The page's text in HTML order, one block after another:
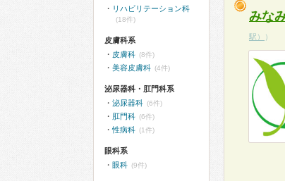
みな
駅） ）
リハビリテーション科
(18件)
皮膚科系
皮膚科 (8件)
美容皮膚科 (4件)
泌尿器科・肛門科系
泌尿器科 (6件)
肛門科 (6件)
性病科 (1件)
眼科系
眼科 (9件)